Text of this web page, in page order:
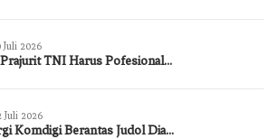
Juli 2026
TNI Harus Pofesional…
Juli 2026
Komdigi Berantas Judol Dia…